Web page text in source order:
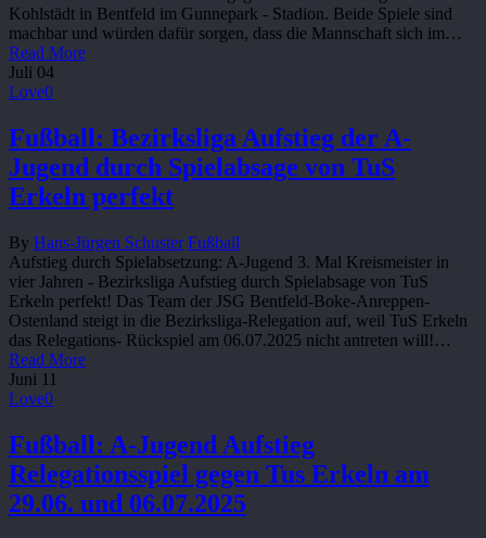
Kohlstädt in Bentfeld im Gunnepark - Stadion. Beide Spiele sind
machbar und würden dafür sorgen, dass die Mannschaft sich im…
Read More
Juli 04
Love0
Fußball: Bezirksliga Aufstieg der A-
Jugend durch Spielabsage von TuS
Erkeln perfekt
By Hans-Jürgen Schuster Fußball
Aufstieg durch Spielabsetzung: A-Jugend 3. Mal Kreismeister in
vier Jahren - Bezirksliga Aufstieg durch Spielabsage von TuS
Erkeln perfekt! Das Team der JSG Bentfeld-Boke-Anreppen-
Ostenland steigt in die Bezirksliga-Relegation auf, weil TuS Erkeln
das Relegations- Rückspiel am 06.07.2025 nicht antreten will!…
Read More
Juni 11
Love0
Fußball: A-Jugend Aufstieg
Relegationsspiel gegen Tus Erkeln am
29.06. und 06.07.2025